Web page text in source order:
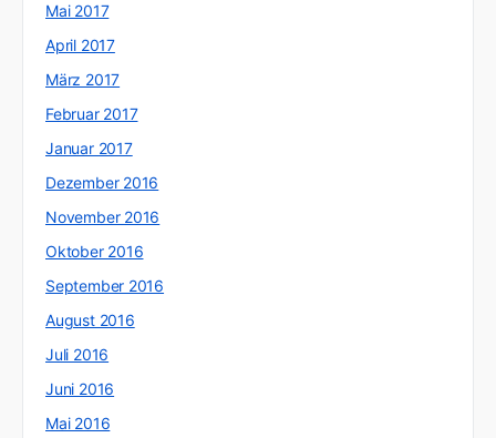
Mai 2017
April 2017
März 2017
Februar 2017
Januar 2017
Dezember 2016
November 2016
Oktober 2016
September 2016
August 2016
Juli 2016
Juni 2016
Mai 2016